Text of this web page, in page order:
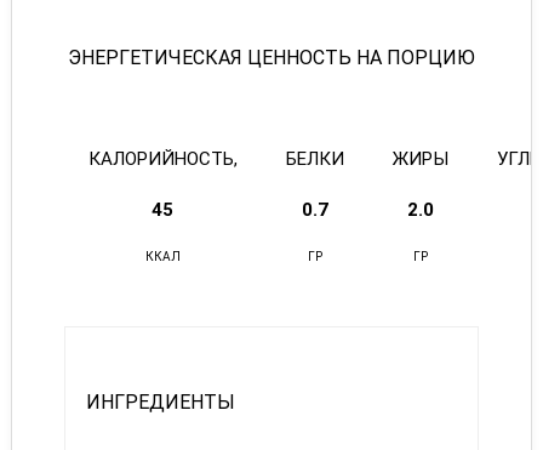
ЭНЕРГЕТИЧЕСКАЯ ЦЕННОСТЬ НА ПОРЦИЮ
КАЛОРИЙНОСТЬ, БЕЛКИ ЖИРЫ
45 0.7 2.0
ККАЛ ГР ГР
ИНГРЕДИЕНТЫ